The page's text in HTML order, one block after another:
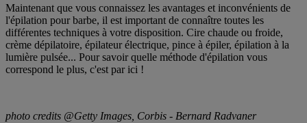
Maintenant que vous connaissez les avantages et inconvénients de
l'épilation pour barbe, il est important de connaître toutes les
différentes techniques à votre disposition. Cire chaude ou froide,
crème dépilatoire, épilateur électrique, pince à épiler, épilation à la
lumière pulsée... Pour savoir quelle méthode d'épilation vous
correspond le plus, c'est par ici !
photo credits @Getty Images, Corbis - Bernard Radvaner